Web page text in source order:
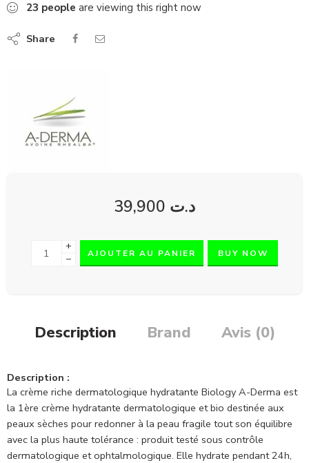
23 people are viewing this right now
Share
د.ت
+
−
AJOUTER AU PANIER BUY NOW
Description Brand Avis (0)
Description :
La crème riche dermatologique hydratante Biology A-Derma est
la 1ère crème hydratante dermatologique et bio destinée aux
peaux sèches pour redonner à la peau fragile tout son équilibre
avec la plus haute tolérance : produit testé sous contrôle
dermatologique et ophtalmologique. Elle hydrate pendant 24h,